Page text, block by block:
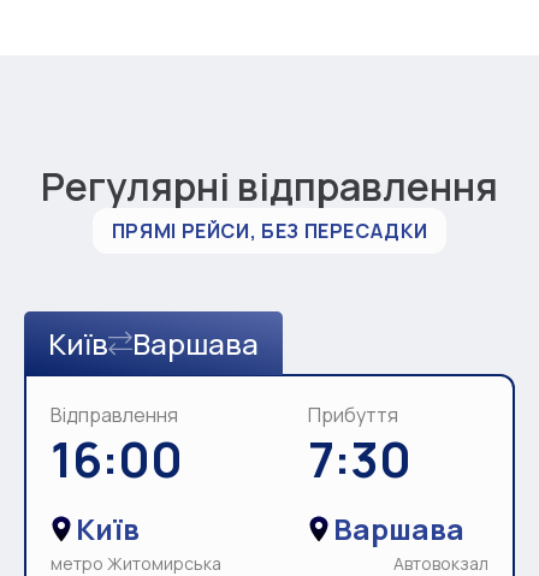
Регулярні відправлення
ПРЯМІ РЕЙСИ, БЕЗ ПЕРЕСАДКИ
Київ Варшава
Відправлення
16:00
Київ
метро Житомирська
Прибуття
7:30
Варшава
Автовокзал